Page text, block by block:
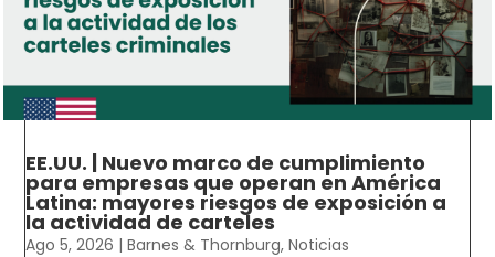
EE.UU. | Nuevo marco de cumplimiento
para empresas que operan en América
Latina: mayores riesgos de exposición a
la actividad de carteles
Ago 5, 2026 |Barnes & Thornburg,Noticias